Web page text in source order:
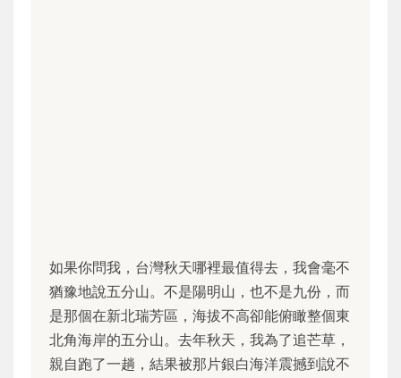
如果你問我，台灣秋天哪裡最值得去，我會毫不
猶豫地說五分山。不是陽明山，也不是九份，而
是那個在新北瑞芳區，海拔不高卻能俯瞰整個東
北角海岸的五分山。去年秋天，我為了追芒草，
親自跑了一趟，結果被那片銀白海洋震撼到說不